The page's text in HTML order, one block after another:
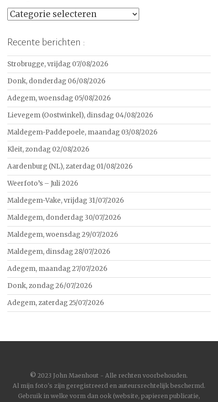
Categorieën
Recente berichten :
Strobrugge, vrijdag 07/08/2026
Donk, donderdag 06/08/2026
Adegem, woensdag 05/08/2026
Lievegem (Oostwinkel), dinsdag 04/08/2026
Maldegem-Paddepoele, maandag 03/08/2026
Kleit, zondag 02/08/2026
Aardenburg (NL), zaterdag 01/08/2026
Weerfoto’s – Juli 2026
Maldegem-Vake, vrijdag 31/07/2026
Maldegem, donderdag 30/07/2026
Maldegem, woensdag 29/07/2026
Maldegem, dinsdag 28/07/2026
Adegem, maandag 27/07/2026
Donk, zondag 26/07/2026
Adegem, zaterdag 25/07/2026
© 2023 John Maenhout - Alle rechten voorbehouden.
Al mijn foto's zijn geregistreerd en auteursrechtelijk beschermd.
Gebruik in welke vorm dan ook (website, papieren publicatie,